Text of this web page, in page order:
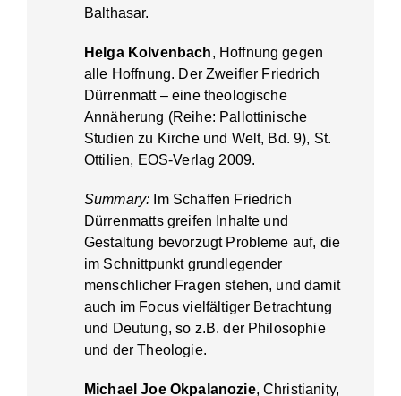
Balthasar.
Helga Kolvenbach, Hoffnung gegen
alle Hoffnung. Der Zweifler Friedrich
Dürrenmatt – eine theologische
Annäherung (Reihe: Pallottinische
Studien zu Kirche und Welt, Bd. 9), St.
Ottilien, EOS-Verlag 2009.
Summary: Im Schaffen Friedrich
Dürrenmatts greifen Inhalte und
Gestaltung bevorzugt Probleme auf, die
im Schnittpunkt grundlegender
menschlicher Fragen stehen, und damit
auch im Focus vielfältiger Betrachtung
und Deutung, so z.B. der Philosophie
und der Theologie.
Michael Joe Okpalanozie, Christianity,